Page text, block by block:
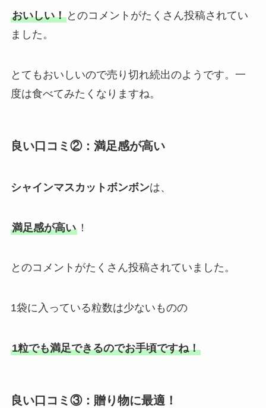
おいしい！とのコメントがたくさん投稿されてい
ました。
とてもおいしいので売り切れ続出のようです。一
度は食べてみたくなりますね。
良い口コミ②：満足感が高い
シャインマスカットボンボンは、
満足感が高い！
とのコメントがたくさん投稿されていました。
1袋に入っている粒数は少ないものの
1粒でも満足できるのでお手頃ですね！
良い口コミ③：贈り物に最適！